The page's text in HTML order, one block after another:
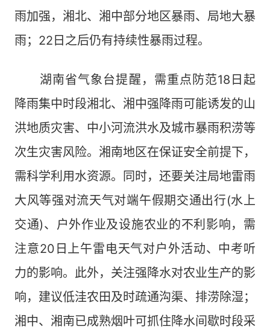
雨加强，湘北、湘中部分地区暴雨、局地大暴
雨；22日之后仍有持续性暴雨过程。
湖南省气象台提醒，需重点防范18日起
降雨集中时段湘北、湘中强降雨可能诱发的山
洪地质灾害、中小河流洪水及城市暴雨积涝等
次生灾害风险。湘南地区在保证安全前提下，
需科学利用水资源。同时，还要关注局地雷雨
大风等强对流天气对端午假期交通出行(水上
交通)、户外作业及设施农业的不利影响，需
注意20日上午雷电天气对户外活动、中考听
力的影响。此外，关注强降水对农业生产的影
响，建议低洼农田及时疏通沟渠、排涝除湿；
湘中、湘南已成熟烟叶可抓住降水间歇时段采